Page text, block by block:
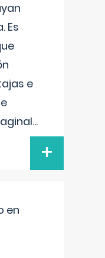
Es
e
...
+
en